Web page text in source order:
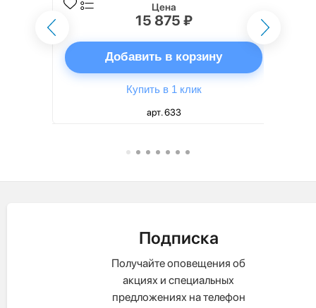
Цена
15 875 ₽
Добавить в корзину
Купить в 1 клик
арт. 633
Подписка
Получайте оповещения об
акциях и специальных
предложениях на телефон